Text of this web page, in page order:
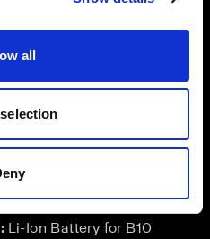
all
Ws
1,2 s
Boost et Freeze
Li-Ion Battery for B10